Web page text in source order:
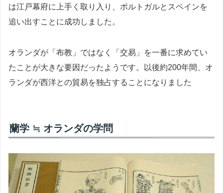
は江戸幕府に上手く取り入り、ポルトガルとスペインを
追い出すことに成功しました。
オランダが「布教」ではなく「交易」を一番に求めてい
たことが大きな要因だったようです。以後約200年間、オ
ランダが西洋との貿易を独占することになりました
蘭学 ≒ オランダの学問